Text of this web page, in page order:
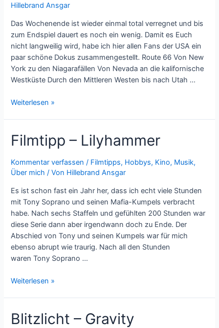
Hillebrand Ansgar
Das Wochenende ist wieder einmal total verregnet und bis
zum Endspiel dauert es noch ein wenig. Damit es Euch
nicht langweilig wird, habe ich hier allen Fans der USA ein
paar schöne Dokus zusammengestellt. Route 66 Von New
York zu den Niagarafällen Von Nevada an die kalifornische
Westküste Durch den Mittleren Westen bis nach Utah …
Unterwegs
Weiterlesen »
Filmtipp – Lilyhammer
Kommentar verfassen / Filmtipps, Hobbys, Kino, Musik,
Über mich / Von Hillebrand Ansgar
Es ist schon fast ein Jahr her, dass ich echt viele Stunden
mit Tony Soprano und seinen Mafia-Kumpels verbracht
habe. Nach sechs Staffeln und gefühlten 200 Stunden war
diese Serie dann aber irgendwann doch zu Ende. Der
Abschied von Tony und seinen Kumpels war für mich
ebenso abrupt wie traurig. Nach all den Stunden
waren Tony Soprano …
Filmtipp
Weiterlesen »
Blitzlicht – Gravity